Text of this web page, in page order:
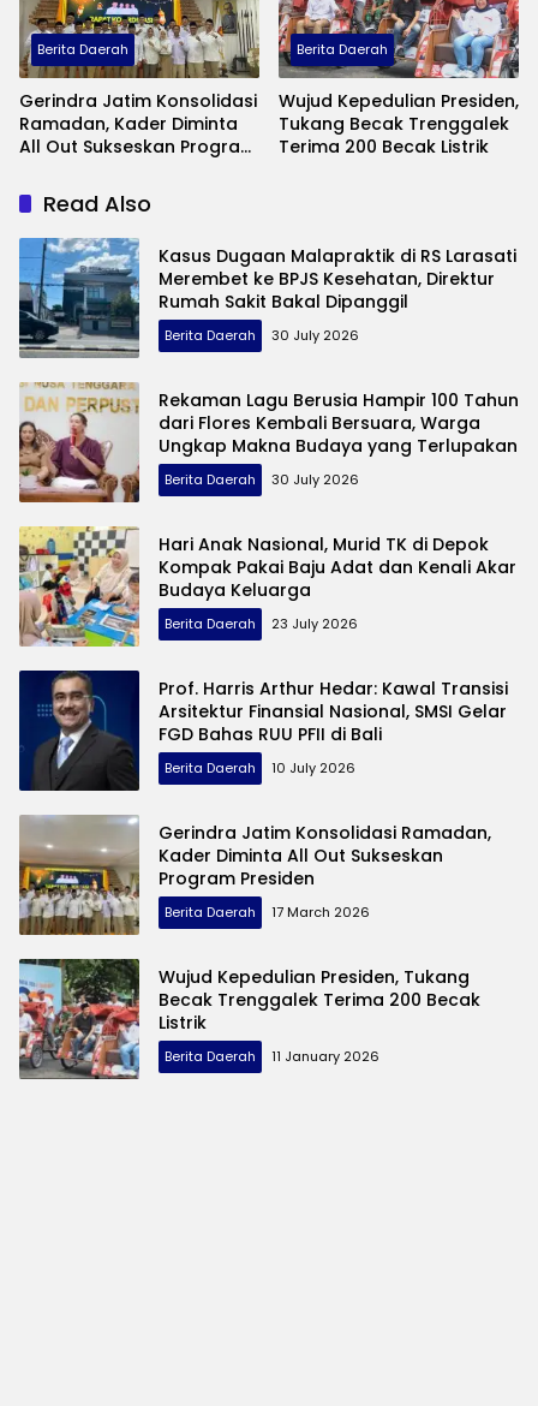
Berita Daerah
Gerindra Jatim Konsolidasi
Ramadan, Kader Diminta
All Out Sukseskan Program
Berita Daerah
Wujud Kepedulian Presiden,
Tukang Becak Trenggalek
Terima 200 Becak Listrik
Read Also
Kasus Dugaan Malapraktik di RS Larasati
Merembet ke BPJS Kesehatan, Direktur
Rumah Sakit Bakal Dipanggil
Berita Daerah 30 July 2026
Rekaman Lagu Berusia Hampir 100 Tahun
dari Flores Kembali Bersuara, Warga
Ungkap Makna Budaya yang Terlupakan
Berita Daerah 30 July 2026
Hari Anak Nasional, Murid TK di Depok
Kompak Pakai Baju Adat dan Kenali Akar
Budaya Keluarga
Berita Daerah 23 July 2026
Prof. Harris Arthur Hedar: Kawal Transisi
Arsitektur Finansial Nasional, SMSI Gelar
FGD Bahas RUU PFII di Bali
Berita Daerah 10 July 2026
Gerindra Jatim Konsolidasi Ramadan,
Kader Diminta All Out Sukseskan
Program Presiden
Berita Daerah 17 March 2026
Wujud Kepedulian Presiden, Tukang
Becak Trenggalek Terima 200 Becak
Listrik
Berita Daerah 11 January 2026